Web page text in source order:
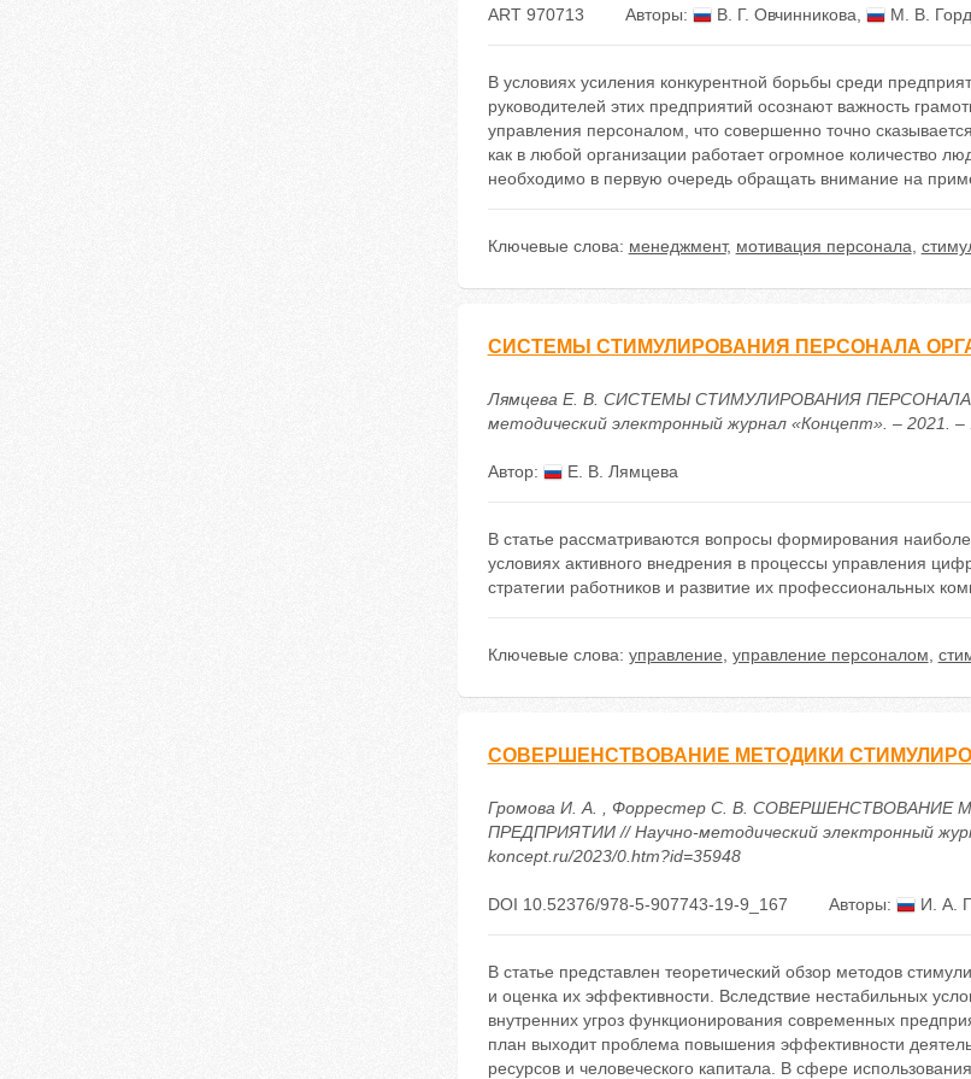
ART 970713 Авторы: В. Г. Овчинникова М. В.
В условиях усиления конкурентной борьбы среди
руководителей этих предприятий осознают важность
управления персоналом, что совершенно точно
как в любой организации работает огромное количество
необходимо в первую очередь обращать внимание на
Ключевые слова: менеджмент, мотивация персонала
СИСТЕМЫ СТИМУЛИРОВАНИЯ ПЕРСОНАЛА
Лямцева Е. В. СИСТЕМЫ СТИМУЛИРОВАНИЯ
методический электронный журнал «Концепт». – 2021. –
Автор: Е. В. Лямцева
В статье рассматриваются вопросы формирования
условиях активного внедрения в процессы управления
стратегии работников и развитие их профессиональных
Ключевые слова: управление управление персоналом
СОВЕРШЕНСТВОВАНИЕ МЕТОДИКИ
Громова И. А. , Форрестер С. В.
ПРЕДПРИЯТИИ // Научно-методический электронный
koncept.ru/2023/0.htm?id=35948
DOI 10.52376/978-5-907743-19-9_167 Авторы: И. А.
В статье представлен теоретический обзор методов
и оценка их эффективности. Вследствие нестабильных
внутренних угроз функционирования современных
план выходит проблема повышения эффективности
ресурсов и человеческого капитала. В сфере